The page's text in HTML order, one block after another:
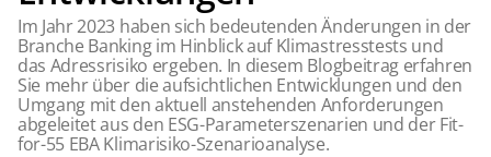
Im Jahr 2023 haben sich bedeutenden Änderungen in der
Branche Banking im Hinblick auf Klimastresstests und
das Adressrisiko ergeben. In diesem Blogbeitrag erfahren
Sie mehr über die aufsichtlichen Entwicklungen und den
Umgang mit den aktuell anstehenden Anforderungen
abgeleitet aus den ESG-Parameterszenarien und der Fit-
for-55 EBA Klimarisiko-Szenarioanalyse.